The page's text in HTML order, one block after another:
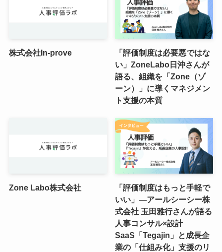
株式会社In-prove
「評価制度は必要悪ではな
い」ZoneLabo日沖さんが
語る、組織を「Zone（ゾ
ーン）」に導くマネジメン
ト支援の本質
Zone Labo株式会社
「評価制度はもっと手軽で
いい」―アールシーシー株
式会社 玉田雅行さんが語る
人事コンサル×設計
SaaS「Tegajin」と成長企
業の「仕組み化」支援のリ